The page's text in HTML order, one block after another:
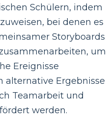
Schülern, indem
bei denen es
Storyboards
um
Ereignisse
alternative Ergebnisse
Teamarbeit und
werden.